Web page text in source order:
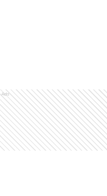
Ads